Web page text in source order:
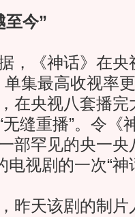
今”
《神话》在央
集最高收视率
在央视八套播
缝重播”。令《
部罕见的央一央
电视剧的一次“神
天该剧的制片